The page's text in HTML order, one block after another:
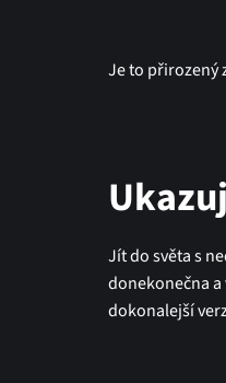
Je to přirozený
Jít do světa s
donekonečna
dokonalejší